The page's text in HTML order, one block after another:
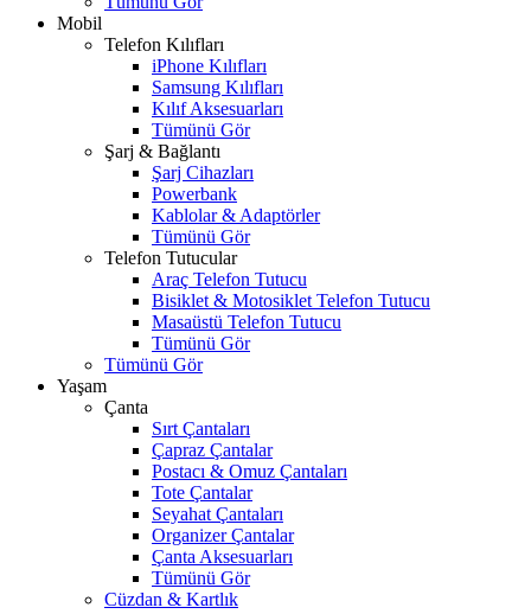
Mobil
Telefon Kılıfları
iPhone Kılıfları
Samsung Kılıfları
Kılıf Aksesuarları
Tümünü Gör
Şarj & Bağlantı
Şarj Cihazları
Powerbank
Kablolar & Adaptörler
Tümünü Gör
Telefon Tutucular
Araç Telefon Tutucu
Bisiklet & Motosiklet Telefon Tutucu
Masaüstü Telefon Tutucu
Tümünü Gör
Tümünü Gör
Yaşam
Çanta
Sırt Çantaları
Çapraz Çantalar
Postacı & Omuz Çantaları
Tote Çantalar
Seyahat Çantaları
Organizer Çantalar
Çanta Aksesuarları
Tümünü Gör
Cüzdan & Kartlık